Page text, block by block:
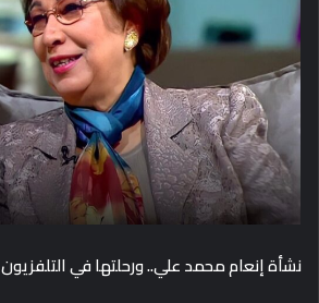
نشأة إنعام محمد علي.. ورحلتها في التلفزيون